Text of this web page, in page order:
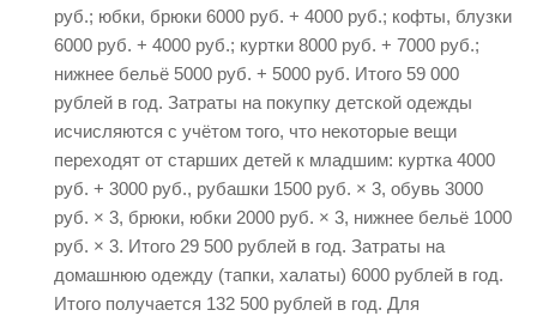
руб.; юбки, брюки 6000 руб. + 4000 руб.; кофты, блузки
6000 руб. + 4000 руб.; куртки 8000 руб. + 7000 руб.;
нижнее бельё 5000 руб. + 5000 руб. Итого 59 000
рублей в год. Затраты на покупку детской одежды
исчисляются с учётом того, что некоторые вещи
переходят от старших детей к младшим: куртка 4000
руб. + 3000 руб., рубашки 1500 руб. × 3, обувь 3000
руб. × 3, брюки, юбки 2000 руб. × 3, нижнее бельё 1000
руб. × 3. Итого 29 500 рублей в год. Затраты на
домашнюю одежду (тапки, халаты) 6000 рублей в год.
Итого получается 132 500 рублей в год. Для